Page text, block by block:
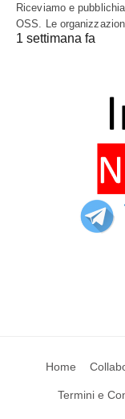
Riceviamo e
OSS. Le
1 settimana fa
Home
Termini e